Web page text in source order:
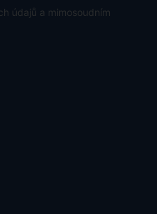
údajů a mimosoudním